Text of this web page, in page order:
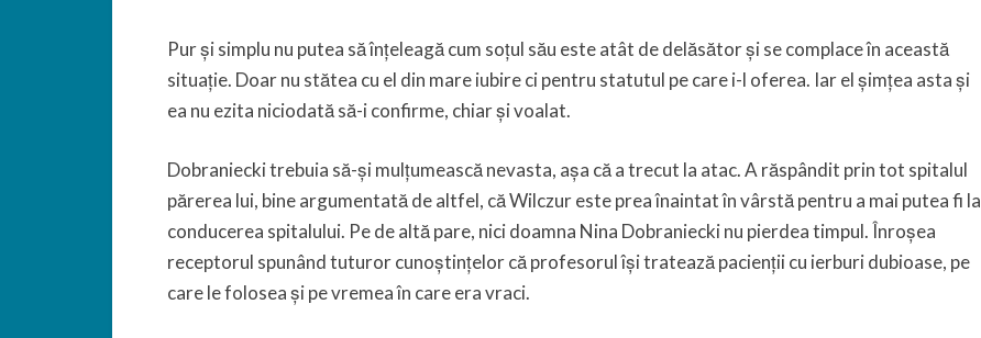
Pur și simplu nu putea să înțeleagă cum soțul său este atât de delăsător și se complace în această
situație. Doar nu stătea cu el din mare iubire ci pentru statutul pe care i-l oferea. Iar el șimțea asta și
ea nu ezita niciodată să-i confirme, chiar și voalat.
Dobraniecki trebuia să-și mulțumească nevasta, așa că a trecut la atac. A răspândit prin tot spitalul
părerea lui, bine argumentată de altfel, că Wilczur este prea înaintat în vârstă pentru a mai putea fi la
conducerea spitalului. Pe de altă pare, nici doamna Nina Dobraniecki nu pierdea timpul. Înroșea
receptorul spunând tuturor cunoștințelor că profesorul își tratează pacienții cu ierburi dubioase, pe
care le folosea și pe vremea în care era vraci.